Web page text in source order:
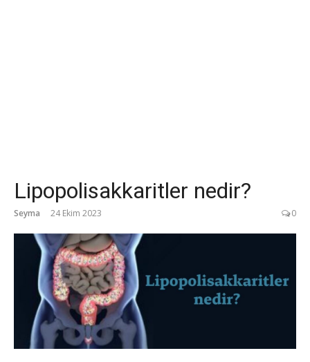
Lipopolisakkaritler nedir?
Seyma 24 Ekim 2023 0